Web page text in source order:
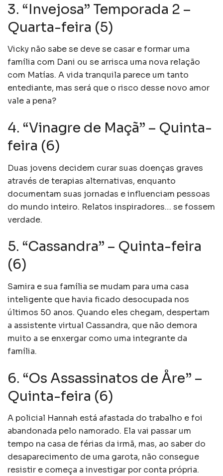
3. “Invejosa” Temporada 2 –
Quarta-feira (5)
Vicky não sabe se deve se casar e formar uma
família com Dani ou se arrisca uma nova relação
com Matías. A vida tranquila parece um tanto
entediante, mas será que o risco desse novo amor
vale a pena?
4. “Vinagre de Maçã” – Quinta-
feira (6)
Duas jovens decidem curar suas doenças graves
através de terapias alternativas, enquanto
documentam suas jornadas e influenciam pessoas
do mundo inteiro. Relatos inspiradores… se fossem
verdade.
5. “Cassandra” – Quinta-feira
(6)
Samira e sua família se mudam para uma casa
inteligente que havia ficado desocupada nos
últimos 50 anos. Quando eles chegam, despertam
a assistente virtual Cassandra, que não demora
muito a se enxergar como uma integrante da
família.
6. “Os Assassinatos de Åre” –
Quinta-feira (6)
A policial Hannah está afastada do trabalho e foi
abandonada pelo namorado. Ela vai passar um
tempo na casa de férias da irmã, mas, ao saber do
desaparecimento de uma garota, não consegue
resistir e começa a investigar por conta própria.